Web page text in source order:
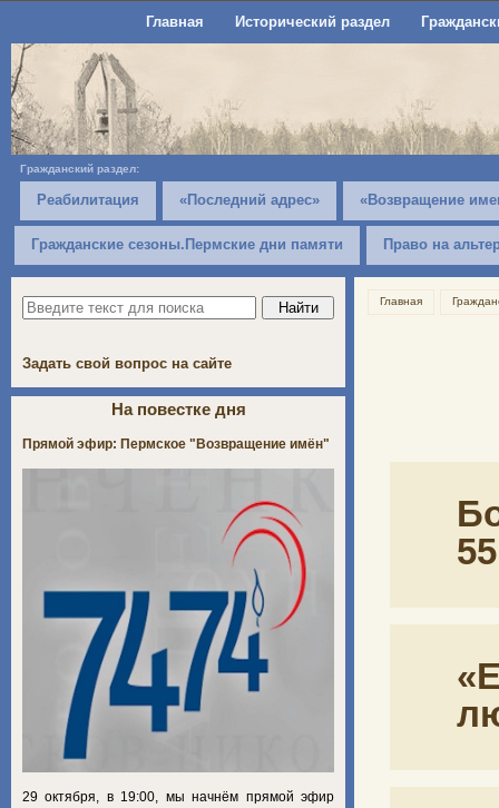
Главная Исторический раздел
Гражданский раздел:
Реабилитация «Последний адрес» «Возвращение
Гражданские сезоны.Пермские дни памяти Право на
Главная
Задать свой вопрос на сайте
На повестке дня
Прямой эфир: Пермское "Возвращение имён"
29 октября, в 19:00, мы начнём прямой эфир